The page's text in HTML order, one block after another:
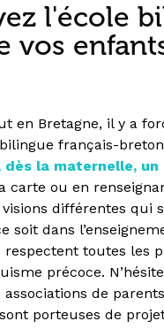
l'école
vos
en Bretagne, il y a
français-
la maternelle,
carte ou en
différentes
soit dans
respectent toutes les
précoce.
de
sont porteuses de